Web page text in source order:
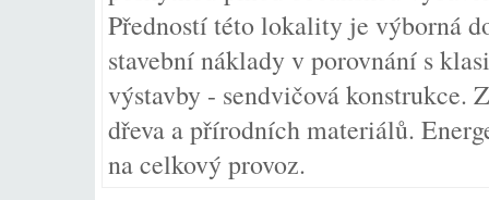
Předností této lokality je výborná
stavební náklady v porovnání s
výstavby - sendvičová konstrukce.
dřeva a přírodních materiálů.
na celkový provoz.